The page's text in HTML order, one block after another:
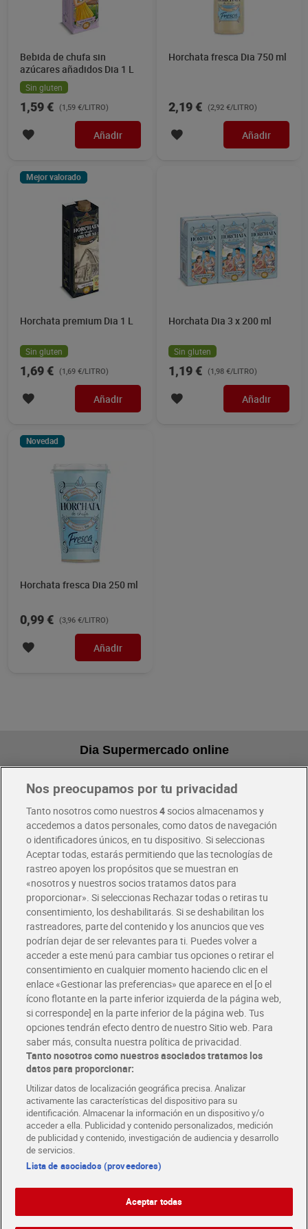
Bebida de chufa sin
azúcares añadidos Dia 1 L
Sin gluten
1,59 € (1,59 €/LITRO)
Añadir
Horchata fresca Dia 750 ml
2,19 € (2,92 €/LITRO)
Añadir
Mejor valorado
Horchata premium Dia 1 L
Sin gluten
1,69 € (1,69 €/LITRO)
Añadir
Horchata Dia 3 x 200 ml
Sin gluten
1,19 € (1,98 €/LITRO)
Añadir
Novedad
Horchata fresca Dia 250 ml
0,99 € (3,96 €/LITRO)
Añadir
Dia Supermercado online
Pide hoy, recibe hoy
Envío gratis por compras superiores a 100€
Envío estandar por 4,99€
Glovo y Uber Eats
Solicita tu factura de Glovo o Uber Eats
Únete al CLUB Dia
Disfruta las ventajas y ofertas exclusivas.
Descárgate la APP Dia
Folletos y Tiendas
Descubre las mejores ofertas y busca tu tienda más cercana
Tarjeta MaX Dia
Te devuelve hasta 8€/mes de tus compras.
¡Solicita tu tarjeta de crédito aquí!
COMER MEJOR CADA DIA
COLABORA CON DIA ABRE TU TIENDA DIA CORPORATE
Nos preocupamos por tu privacidad
Tanto nosotros como nuestros4socios almacenamos y
accedemos a datos personales, como datos de navegación
o identificadores únicos, en tu dispositivo. Si seleccionas
Aceptar todas, estarás permitiendo que las tecnologías de
rastreo apoyen los propósitos que se muestran en
«nosotros y nuestros socios tratamos datos para
proporcionar». Si seleccionas Rechazar todas o retiras tu
consentimiento, los deshabilitarás. Si se deshabilitan los
rastreadores, parte del contenido y los anuncios que ves
podrían dejar de ser relevantes para ti. Puedes volver a
acceder a este menú para cambiar tus opciones o retirar el
consentimiento en cualquier momento haciendo clic en el
enlace «Gestionar las preferencias» que aparece en el [o el
ícono flotante en la parte inferior izquierda de la página web,
si corresponde] en la parte inferior de la página web. Tus
opciones tendrán efecto dentro de nuestro Sitio web. Para
saber más, consulta nuestra política de privacidad.
Tanto nosotros como nuestros asociados tratamos los
datos para proporcionar:
Utilizar datos de localización geográfica precisa. Analizar
activamente las características del dispositivo para su
identificación. Almacenar la información en un dispositivo y/o
acceder a ella. Publicidad y contenido personalizados, medición
de publicidad y contenido, investigación de audiencia y desarrollo
de servicios.
Lista de asociados (proveedores)
Aceptar todas